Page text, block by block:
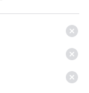
저장